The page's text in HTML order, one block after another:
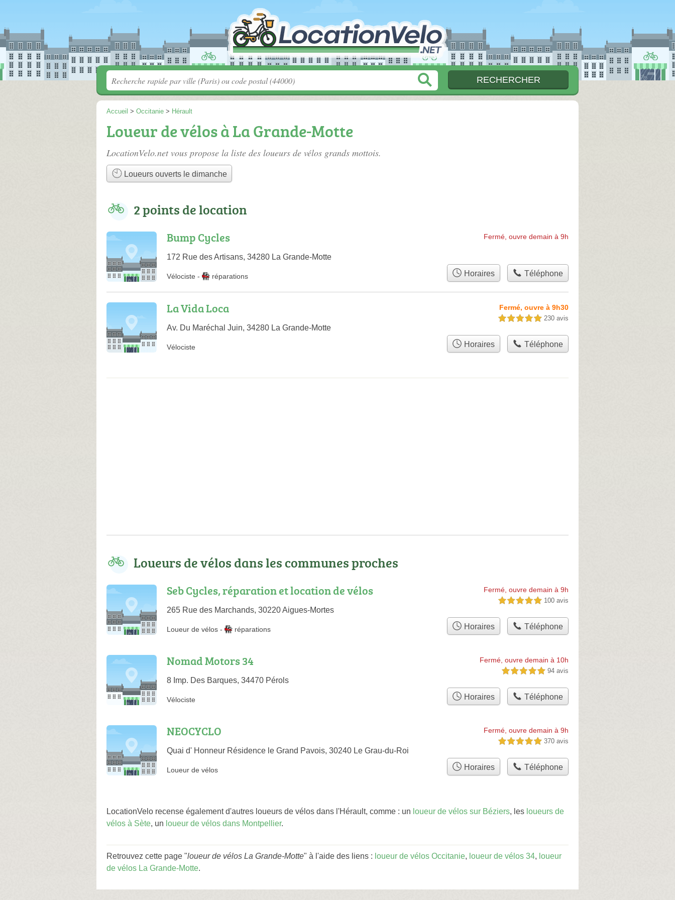
Accueil > Occitanie > Hérault
Loueur de vélos à La Grande-Motte
LocationVelo.net vous propose la liste des loueurs de vélos grands mottois.
Loueurs ouverts le dimanche
2 points de location
Bump Cycles
172 Rue des Artisans, 34280 La Grande-Motte
Fermé, ouvre demain à 9h
Vélociste - réparations Horaires Téléphone
La Vida Loca
Av. Du Maréchal Juin, 34280 La Grande-Motte
Fermé, ouvre à 9h30
5,0 étoiles sur 5 230 avis
Vélociste Horaires Téléphone
Loueurs de vélos dans les communes proches
Seb Cycles, réparation et location de vélos
265 Rue des Marchands, 30220 Aigues-Mortes
Fermé, ouvre demain à 9h
5,0 étoiles sur 5 100 avis
Loueur de vélos - réparations Horaires Téléphone
Nomad Motors 34
8 Imp. Des Barques, 34470 Pérols
Fermé, ouvre demain à 10h
5,0 étoiles sur 5 94 avis
Vélociste Horaires Téléphone
NEOCYCLO
Quai d' Honneur Résidence le Grand Pavois, 30240 Le Grau-du-Roi
Fermé, ouvre demain à 9h
5,0 étoiles sur 5 370 avis
Loueur de vélos Horaires Téléphone
LocationVelo recense également d'autres loueurs de vélos dans l'Hérault, comme : un loueur de vélos sur Béziers, les loueurs de
vélos à Sète, un loueur de vélos dans Montpellier.
Retrouvez cette page "loueur de vélos La Grande-Motte" à l'aide des liens : loueur de vélos Occitanie, loueur de vélos 34, loueur
de vélos La Grande-Motte.